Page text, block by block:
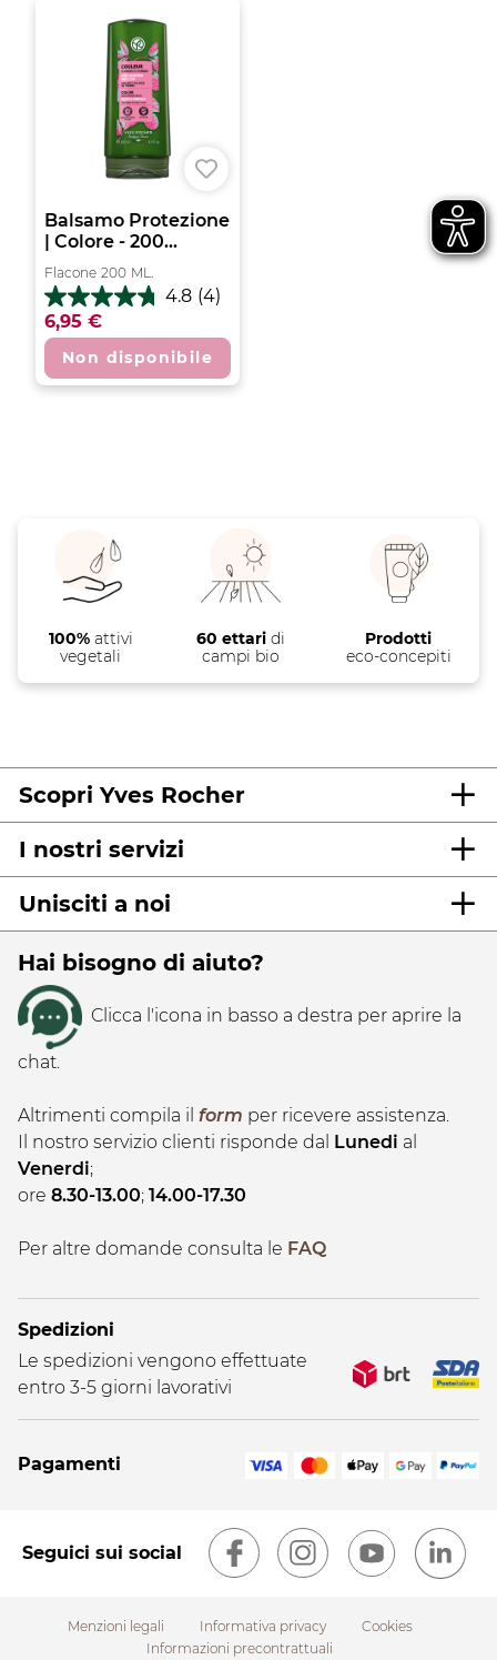
Balsamo Protezione
| Colore - 200...
Flacone 200 ML.
4.8 (4)
4.8
su
5
stelle.
4
6,95 €
Non disponibile
100%attivi
vegetali
60 ettaridi
campi bio
Prodotti
eco-concepiti
Scopri Yves Rocher
I nostri servizi
Unisciti a noi
Hai bisogno di aiuto?
Clicca l'icona in basso a destra per aprire la
chat.
Altrimenti compila il form per ricevere assistenza.
Il nostro servizio clienti risponde dal Lunedi al
Venerdi;
ore 8.30-13.00; 14.00-17.30
Per altre domande consulta le FAQ
Spedizioni
Le spedizioni vengono effettuate
entro 3-5 giorni lavorativi
Pagamenti
Seguici sui social
Menzioni legali Informativa privacy
Cookies
Informazioni precontrattuali